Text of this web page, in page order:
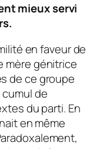
mieux servi
en faveur de
mère génitrice
de ce groupe
de
du parti. En
en même